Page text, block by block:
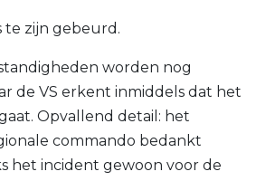
te zijn gebeurd.
worden nog
de VS erkent inmiddels dat het
Opvallend detail: het
commando bedankt
het incident gewoon voor de